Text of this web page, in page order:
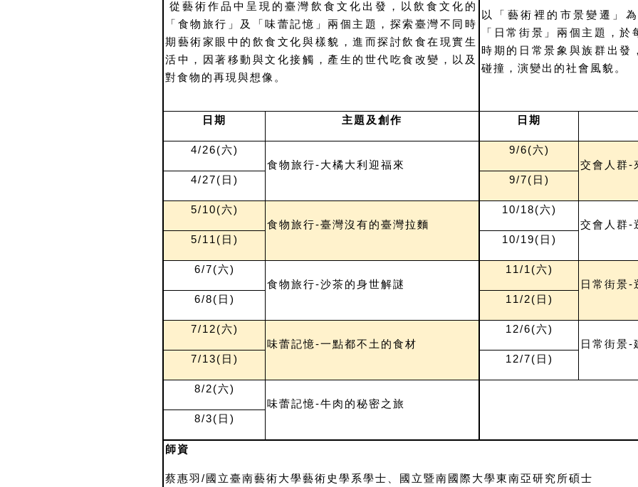
從藝術作品中呈現的臺灣飲食文化出發，以飲食文化的
「食物旅行」及「味蕾記憶」兩個主題，探索臺灣不同時
期藝術家眼中的飲食文化與樣貌，進而探討飲食在現實生
活中，因著移動與文化接觸，產生的世代吃食改變，以及
對食物的再現與想像。
以「藝術裡的市景變遷」
「日常街景」兩個主題，
時期的日常景象與族群出發
碰撞，演變出的社會風貌。
日期 主題及創作 日期
4/26(六)
食物旅行-大橘大利迎福來
9/6(六)
交會人群-
4/27( 日) 9/7( 日)
5/10(六)
食物旅行-臺灣沒有的臺灣拉麵
10/18(六)
交會人群-
5/11( 日) 10/19( 日)
6/7(六)
食物旅行-沙茶的身世解謎
11/1(六)
日常街景
6/8( 日) 11/2( 日)
7/12(六)
味蕾記憶-一點都不土的食材
12/6(六)
日常街景-
7/13( 日) 12/7( 日)
8/2(六)
味蕾記憶-牛肉的秘密之旅
8/3( 日)
師資
蔡惠羽/國立臺南藝術大學藝術史學系學士、國立暨南國際大學東南亞研究所碩士